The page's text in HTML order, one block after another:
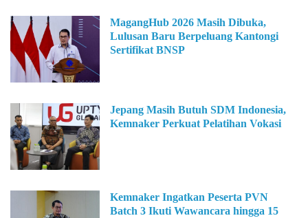
MagangHub 2026 Masih Dibuka,
Lulusan Baru Berpeluang Kantongi
Sertifikat BNSP
Jepang Masih Butuh SDM Indonesia,
Kemnaker Perkuat Pelatihan Vokasi
Kemnaker Ingatkan Peserta PVN
Batch 3 Ikuti Wawancara hingga 15